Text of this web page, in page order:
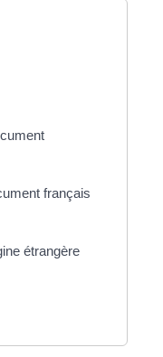
français
étrangère